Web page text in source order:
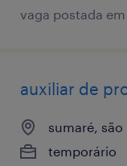
vaga postada
auxiliar de
sumaré, são
temporário